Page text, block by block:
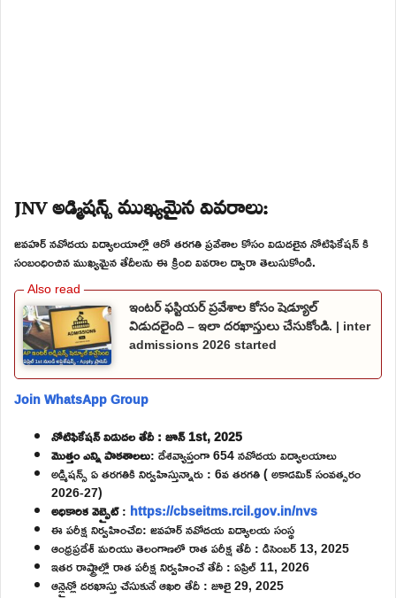
JNV అడ్మిషన్స్ ముఖ్యమైన వివరాలు:
జవహర్ నవోదయ విద్యాలయాల్లో ఆరో తరగతి ప్రవేశాల కోసం విడుదలైన నోటిఫికేషన్ కి
సంబంధించిన ముఖ్యమైన తేదీలను ఈ క్రింది వివరాల ద్వారా తెలుసుకోండి.
ఇంటర్ ఫస్టియర్ ప్రవేశాల కోసం షెడ్యూల్
విడుదలైంది – ఇలా దరఖాస్తులు చేసుకోండి. | inter
admissions 2026 started
Join WhatsApp Group
నోటిఫికేషన్ విడుదల తేదీ : జూన్ 1st, 2025
మొత్తం ఎన్ని పాఠశాలలు: దేశవ్యాప్తంగా 654 నవోదయ విద్యాలయాలు
అడ్మిషన్స్ ఏ తరగతికి నిర్వహిస్తున్నారు : 6వ తరగతి ( అకాడమిక్ సంవత్సరం
2026-27)
అధికారిక వెబ్సైట్: https://cbseitms.rcil.gov.in/nvs
ఈ పరీక్ష నిర్వహించేది: జవహర్ నవోదయ విద్యాలయ సంస్థ
ఆంధ్రప్రదేశ్ మరియు తెలంగాణలో రాత పరీక్ష తేదీ : డిసెంబర్ 13, 2025
ఇతర రాష్ట్రాల్లో రాత పరీక్ష నిర్వహించే తేదీ : ఏప్రిల్ 11, 2026
ఆన్లైన్లో దరఖాస్తు చేసుకునే ఆఖరి తేదీ : జూలై 29, 2025